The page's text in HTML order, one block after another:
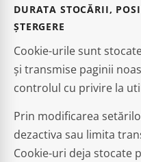
DURATA STOCĂRII,
ȘTERGERE
Cookie-urile sunt
și transmise paginii
controlul cu privire la
Prin modificarea
dezactiva sau limita
Cookie-uri deja stocate